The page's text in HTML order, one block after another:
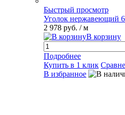
Быстрый просмотр
Уголок нержавеющий
2 978 руб. / м
В корзину
Подробнее
Купить в 1 клик
В избранное